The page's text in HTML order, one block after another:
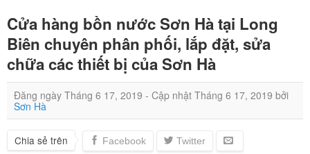
Cửa hàng bồn nước Sơn Hà tại Long
Biên chuyên phân phối, lắp đặt, sửa
chữa các thiết bị của Sơn Hà
Đăng ngày Tháng 6 17, 2019 - Cập nhật Tháng 6 17, 2019 bởi
Sơn Hà
Chia sẻ trên